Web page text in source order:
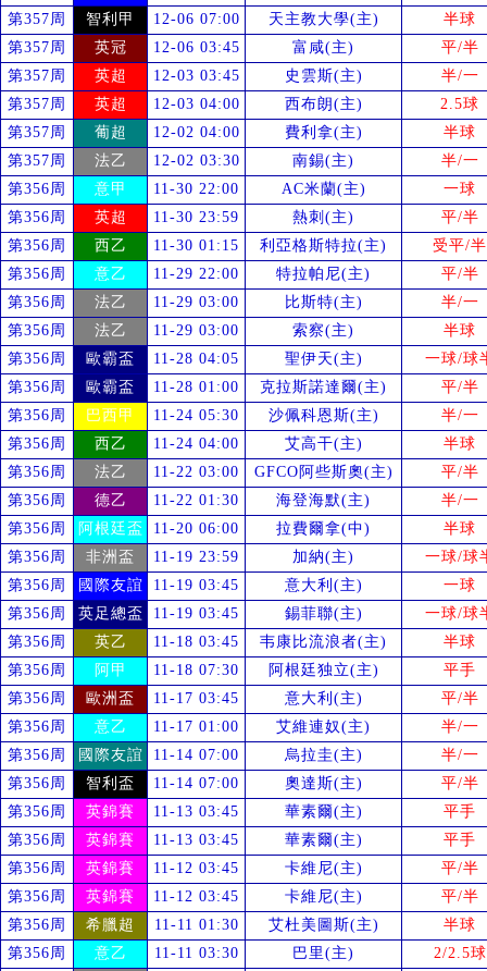
第357周
智利甲 12-06 07:00 天主教大學(主)
半球
第357周
英冠 12-06 03:45 富咸(主)
平/半
第357周
英超 12-03 03:45 史雲斯(主)
半/一
第357周
英超 12-03 04:00 西布朗(主)
2.5球
第357周
葡超 12-02 04:00 費利拿(主)
半球
第357周
法乙 12-02 03:30 南錫(主)
半/一
第356周
意甲 11-30 22:00 AC米蘭(主)
一球
第356周
英超 11-30 23:59 熱刺(主)
平/半
第356周
西乙 11-30 01:15 利亞格斯特拉(主) 受平/半
第356周
意乙 11-29 22:00 特拉帕尼(主)
平/半
第356周
法乙 11-29 03:00 比斯特(主)
半/一
第356周
法乙 11-29 03:00 索察(主)
半球
第356周
歐霸盃 11-28 04:05 聖伊天(主)
一球/球
第356周
歐霸盃 11-28 01:00 克拉斯諾達爾(主)
平/半
第356周
巴西甲 11-24 05:30 沙佩科恩斯(主)
半/一
第356周
西乙 11-24 04:00 艾高干(主)
半球
第356周
法乙 11-22 03:00 GFCO阿些斯奧(主)
平/半
第356周
德乙 11-22 01:30 海登海默(主)
半/一
第356周
阿根廷盃 11-20 06:00 拉費爾拿(中)
半球
第356周
非洲盃 11-19 23:59 加納(主)
一球/球
第356周
國際友誼 11-19 03:45 意大利(主)
一球
第356周
英足總盃 11-19 03:45 錫菲聯(主)
一球/球
第356周
英乙 11-18 03:45 韦康比流浪者(主)
半球
第356周
阿甲 11-18 07:30 阿根廷独立(主)
平手
第356周
歐洲盃 11-17 03:45 意大利(主)
平/半
第356周
意乙 11-17 01:00 艾維連奴(主)
半/一
第356周
國際友誼 11-14 07:00 烏拉圭(主)
半/一
第356周
智利盃 11-14 07:00 奧達斯(主)
平/半
第356周
英錦賽 11-13 03:45 華素爾(主)
平手
第356周
英錦賽 11-13 03:45 華素爾(主)
平手
第356周
英錦賽 11-12 03:45 卡維尼(主)
平/半
第356周
英錦賽 11-12 03:45 卡維尼(主)
平/半
第356周
希臘超 11-11 01:30 艾杜美圖斯(主)
半球
第356周
意乙 11-11 03:30 巴里(主)
2/2.5球